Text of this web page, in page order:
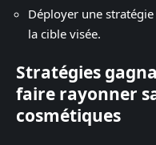
Déployer une
la cible visée.
Stratégies
faire rayonner
cosmétiques